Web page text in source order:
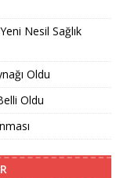
Nesil Sağlık
Oldu
Oldu